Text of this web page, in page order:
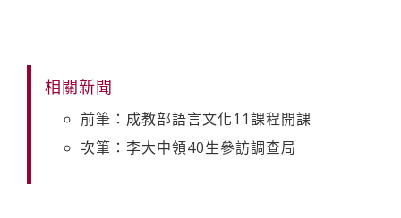
相關新聞
前筆：成教部語言文化11課程開課
次筆：李大中領40生參訪調查局